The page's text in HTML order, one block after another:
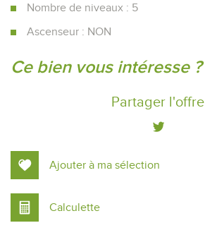
Nombre de niveaux : 5
Ascenseur : NON
la ville de toulon (83000)
Ce bien vous intéresse ?
Partager l'offre
Ajouter à ma sélection
Calculette